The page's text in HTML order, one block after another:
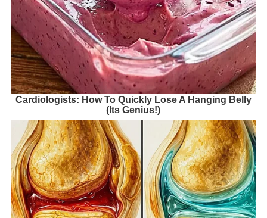
Cardiologists: How To Quickly Lose A Hanging Belly
(Its Genius!)